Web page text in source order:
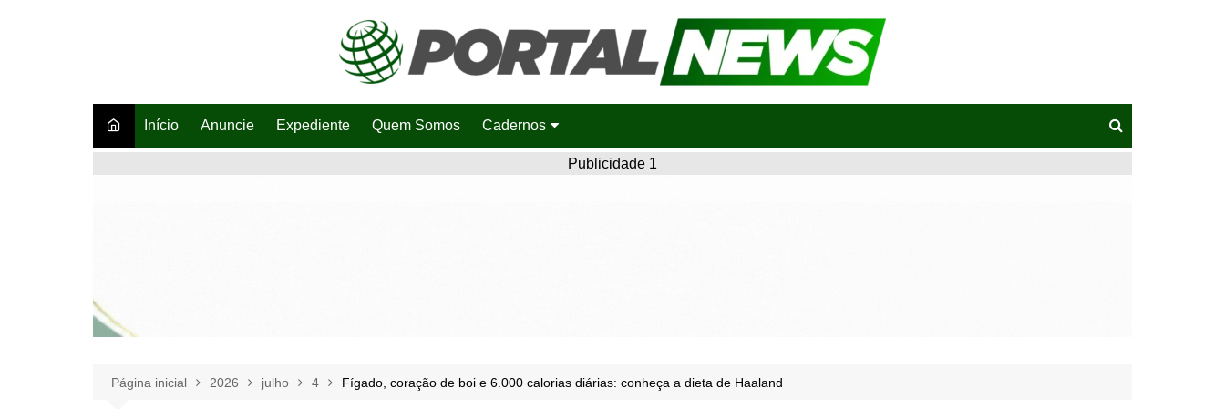
Início Anuncie Expediente Quem Somos Cadernos
Publicidade 1
Página inicial 2026 julho 4 Fígado, coração de boi e 6.000 calorias diárias: conheça a dieta de Haaland